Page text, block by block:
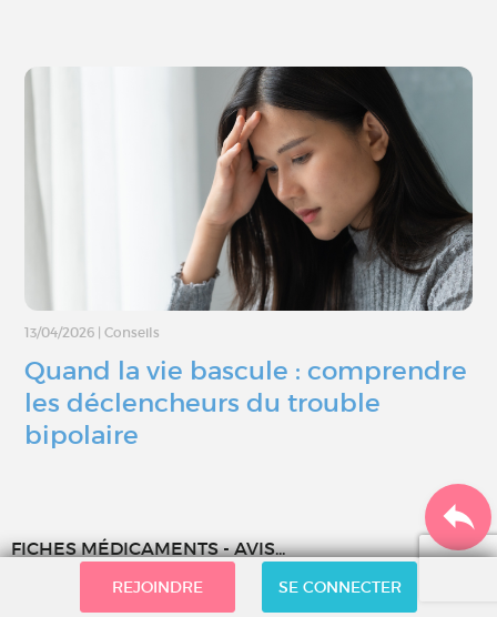
13/04/2026 Conseils
Quand la vie bascule : comprendre
les déclencheurs du trouble
bipolaire
FICHES MÉDICAMENTS - AVIS...
REJOINDRE SE CONNECTER